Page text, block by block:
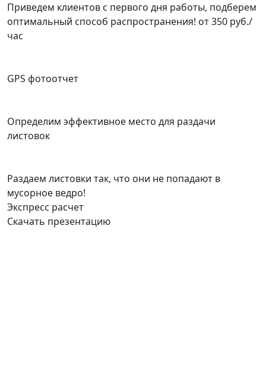
Приведем клиентов с первого дня работы, подберем
оптимальный способ распространения! от 350 руб./
час
GPS фотоотчет
Определим эффективное место для раздачи
листовок
Раздаем листовки так, что они не попадают в
мусорное ведро!
Экспресс расчет
Скачать презентацию